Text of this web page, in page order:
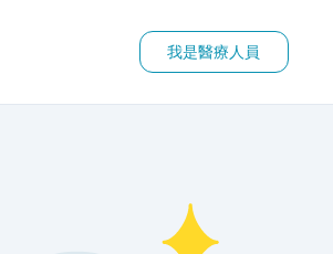
我是醫療人員